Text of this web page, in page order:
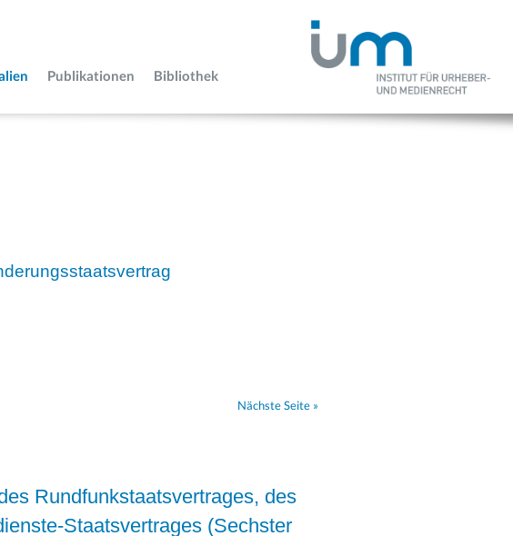
Publikationen Bibliothek
Nächste Seite »
Rundfunkstaatsvertrages, des
Staatsvertrages (Sechster